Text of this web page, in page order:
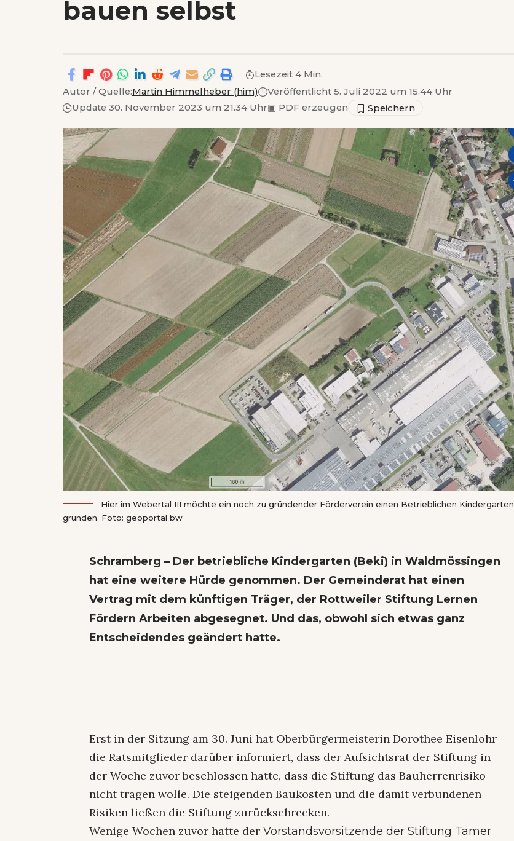
bauen selbst
Autor / Quelle:Martin Himmelheber (him)
Veröffentlicht 5. Juli 2022 um 15.44 Uhr
Update 30. November 2023 um 21.34 Uhr▣ PDF erzeugen
Lesezeit 4 Min.
Hier im Webertal III möchte ein noch zu gründender Förderverein einen Betrieblichen Kindergarten
gründen. Foto: geoportal bw
Schramberg – Der betriebliche Kindergarten (Beki) in Waldmössingen
hat eine weitere Hürde genommen. Der Gemeinderat hat einen
Vertrag mit dem künftigen Träger, der Rottweiler Stiftung Lernen
Fördern Arbeiten abgesegnet. Und das, obwohl sich etwas ganz
Entscheidendes geändert hatte.
Erst in der Sitzung am 30. Juni hat Oberbürgermeisterin Dorothee Eisenlohr
die Ratsmitglieder darüber informiert, dass der Aufsichtsrat der Stiftung in
der Woche zuvor beschlossen hatte, dass die Stiftung das Bauherrenrisiko
nicht tragen wolle. Die steigenden Baukosten und die damit verbundenen
Risiken ließen die Stiftung zurückschrecken.
Wenige Wochen zuvor hatte derVorstandsvorsitzende der Stiftung Tamer